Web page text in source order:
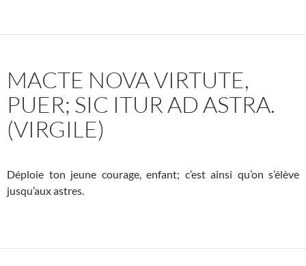
MACTE NOVA VIRTUTE,
PUER; SIC ITUR AD ASTRA.
(VIRGILE)
Déploie ton jeune courage, enfant; c’est ainsi qu’on s’élève
jusqu’aux astres.